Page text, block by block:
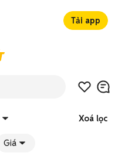
Tải app
Xoá lọc
Giá